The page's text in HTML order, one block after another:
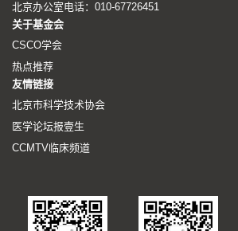
北京办公室电话：010-67726451
关于基金会
CSCO学会
热点推荐
友情链接
北京市科学技术协会
医学论坛报壹生
CCMTV临床频道